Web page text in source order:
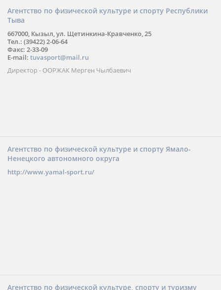
Агентство по физической культуре и спорту Республики
Тыва
667000, Кызыл, ул. Щетинкина-Кравченко, 25
Тел.: (39422) 2-06-64
Факс: 2-33-09
E-mail: tuvasport@mail.ru
Директор - ООРЖАК Мерген Чылбаевич
Агентство по физической культуре и спорту Ямало-
Ненецкого автономного округа
http://www.yamal-sport.ru/
Агентство по физической культуре, спорту и туризму